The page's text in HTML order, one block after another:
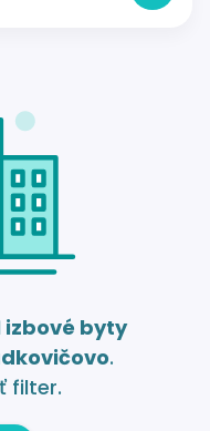
izbové byty
.
filter.